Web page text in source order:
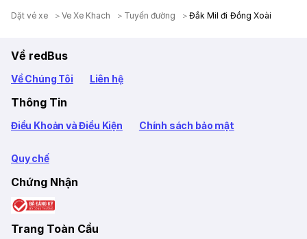
Dặt vé xe Ve Xe Khach Tuyến đường Đắk Mil đi Đồng Xoài
Về redBus
Về Chúng Tôi Liên hệ
Thông Tin
Điều Khoản và Điều Kiện Chính sách bảo mật
Quy chế
Chứng Nhận
Trang Toàn Cầu